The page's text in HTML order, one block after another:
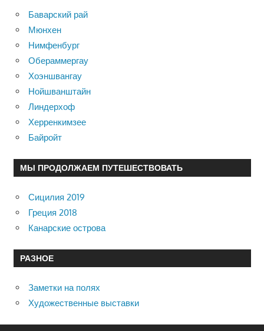
Баварский рай
Мюнхен
Нимфенбург
Обераммергау
Хоэншвангау
Нойшванштайн
Линдерхоф
Херренкимзее
Байройт
МЫ ПРОДОЛЖАЕМ ПУТЕШЕСТВОВАТЬ
Сицилия 2019
Греция 2018
Канарские острова
РАЗНОЕ
Заметки на полях
Художественные выставки